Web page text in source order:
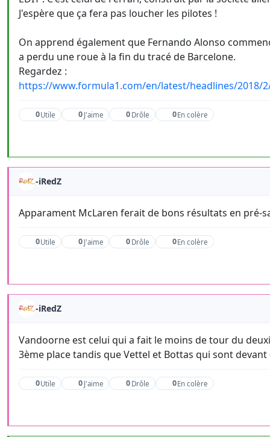
J'espère que ça fera pas loucher les pilotes !
On apprend également que Fernando Alonso
a perdu une roue à la fin du tracé de Barcelone.
Regardez :
https://www.formula1.com/en/latest/headlines/2018/
0Utile 0 J'aime 0 Drôle 0En colère
-iRedZ
Apparament McLaren ferait de bons résultats en pré-
0Utile 0 J'aime 0 Drôle 0En colère
-iRedZ
Vandoorne est celui qui a fait le moins de tour du
3ème place tandis que Vettel et Bottas qui sont
0Utile 0 J'aime 0 Drôle 0En colère